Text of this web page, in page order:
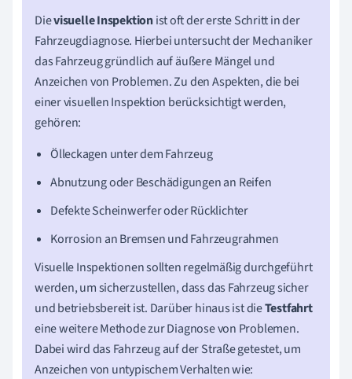
Dievisuelle Inspektionist oft der erste Schritt in der
Fahrzeugdiagnose. Hierbei untersucht der Mechaniker
das Fahrzeug gründlich auf äußere Mängel und
Anzeichen von Problemen. Zu den Aspekten, die bei
einer visuellen Inspektion berücksichtigt werden,
gehören:
Ölleckagen unter dem Fahrzeug
Abnutzung oder Beschädigungen an Reifen
Defekte Scheinwerfer oder Rücklichter
Korrosion an Bremsen und Fahrzeugrahmen
Visuelle Inspektionen sollten regelmäßig durchgeführt
werden, um sicherzustellen, dass das Fahrzeug sicher
und betriebsbereit ist. Darüber hinaus ist dieTestfahrt
eine weitere Methode zur Diagnose von Problemen.
Dabei wird das Fahrzeug auf der Straße getestet, um
Anzeichen von untypischem Verhalten wie: